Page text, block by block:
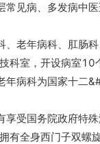
常见病、多发病中
老年病科、肛肠科
科室，开设病室
年病科为国家十二
国务院政府特殊
有全身西门子双螺